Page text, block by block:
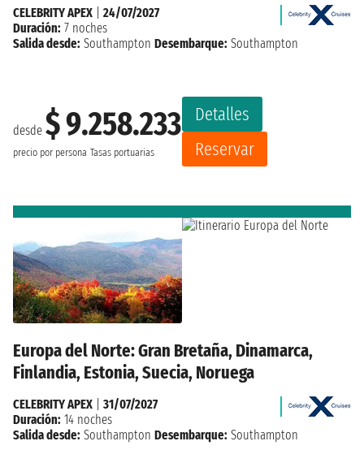
desde $ 9.258.233
precio por persona Tasas portuarias
Detalles
Reservar
CELEBRITY APEX
24/07/2027
Duración: 7 noches
Salida desde: Southampton Desembarque: Southampton
Europa del Norte: Gran Bretaña, Dinamarca,
Finlandia, Estonia, Suecia, Noruega
CELEBRITY APEX
31/07/2027
Duración: 14 noches
Salida desde: Southampton Desembarque: Southampton